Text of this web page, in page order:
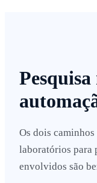
Os dois
laboratórios para
envolvidos são